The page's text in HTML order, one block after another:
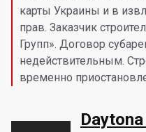
карты Украины и в
прав. Заказчик
Групп». Договор
недействительным.
временно